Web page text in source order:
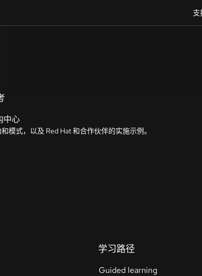
支
中心
模式，以及 Red Hat 和合作伙伴的实施示例。
学习路径
Guided learning